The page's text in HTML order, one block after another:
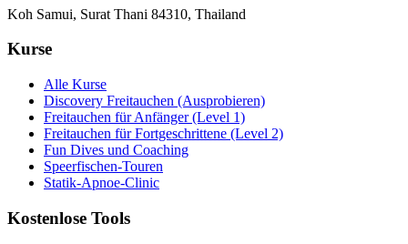
Koh Samui, Surat Thani 84310, Thailand
Kurse
Alle Kurse
Discovery Freitauchen (Ausprobieren)
Freitauchen für Anfänger (Level 1)
Freitauchen für Fortgeschrittene (Level 2)
Fun Dives und Coaching
Speerfischen-Touren
Statik-Apnoe-Clinic
Kostenlose Tools